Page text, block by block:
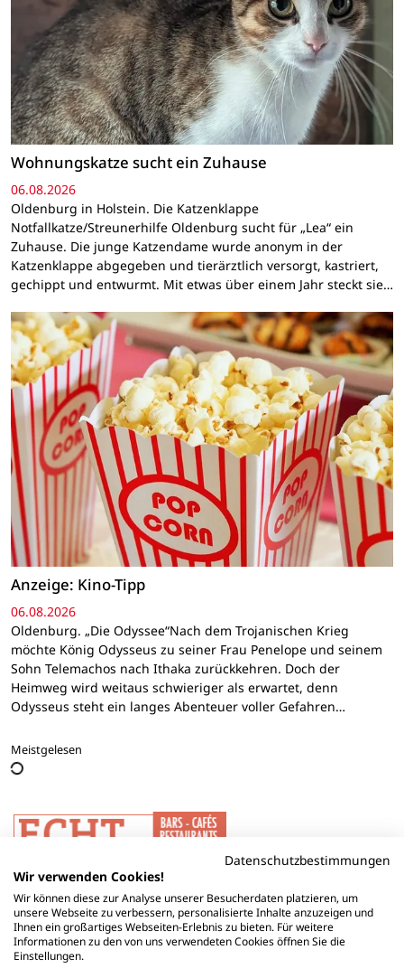
Wohnungskatze sucht ein Zuhause
06.08.2026
Oldenburg in Holstein. Die Katzenklappe
Notfallkatze/Streunerhilfe Oldenburg sucht für „Lea“ ein
Zuhause. Die junge Katzendame wurde anonym in der
Katzenklappe abgegeben und tierärztlich versorgt, kastriert,
gechippt und entwurmt. Mit etwas über einem Jahr steckt sie…
Anzeige: Kino-Tipp
06.08.2026
Oldenburg. „Die Odyssee“Nach dem Trojanischen Krieg
möchte König Odysseus zu seiner Frau Penelope und seinem
Sohn Telemachos nach Ithaka zurückkehren. Doch der
Heimweg wird weitaus schwieriger als erwartet, denn
Odysseus steht ein langes Abenteuer voller Gefahren…
Meistgelesen
Datenschutzbestimmungen
Wir verwenden Cookies!
Wir können diese zur Analyse unserer Besucherdaten platzieren, um
unsere Webseite zu verbessern, personalisierte Inhalte anzuzeigen und
Ihnen ein großartiges Webseiten-Erlebnis zu bieten. Für weitere
Informationen zu den von uns verwendeten Cookies öffnen Sie die
Einstellungen.